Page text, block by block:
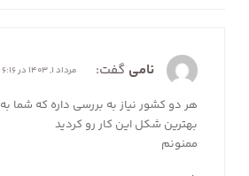
نامی گفت: مرداد ۱, ۱۴۰۳ در ۶:۱۶ ب٫ظ
هر دو کشور نیاز به بررسی داره که شما به
بهترین شکل این کار رو کردید
ممنونم